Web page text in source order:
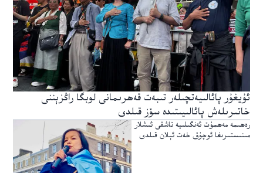
ئۇيغۇر پائالىيەتچىلەر تىبەت قەھرىمانى لوبگا راڭزېننى
خاتىرىلەش پائالىيىتىدە سۆز قىلدى
رەھىمە مەھمۇت ئەنگىلىيە تاشقى ئىشلار
مىنىستىرىغا ئوچۇق خەت ئېلان قىلدى